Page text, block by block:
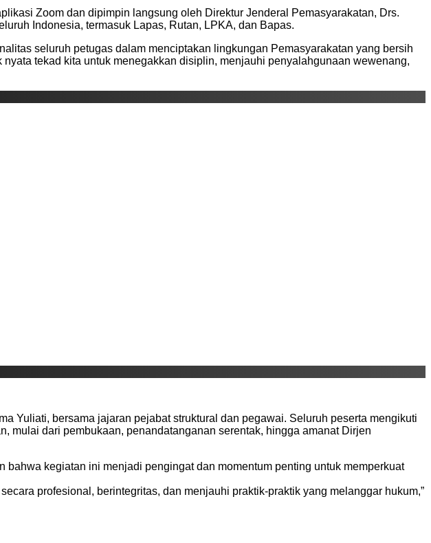
Zoom dan dipimpin langsung oleh Direktur Jenderal Pemasyarakatan, Drs.
Indonesia, termasuk Lapas, Rutan, LPKA, dan Bapas.
seluruh petugas dalam menciptakan lingkungan Pemasyarakatan yang bersih
tekad kita untuk menegakkan disiplin, menjauhi penyalahgunaan wewenang,
Yuliati, bersama jajaran pejabat struktural dan pegawai. Seluruh peserta mengikuti
mulai dari pembukaan, penandatanganan serentak, hingga amanat Dirjen
kegiatan ini menjadi pengingat dan momentum penting untuk memperkuat
profesional, berintegritas, dan menjauhi praktik-praktik yang melanggar hukum,”